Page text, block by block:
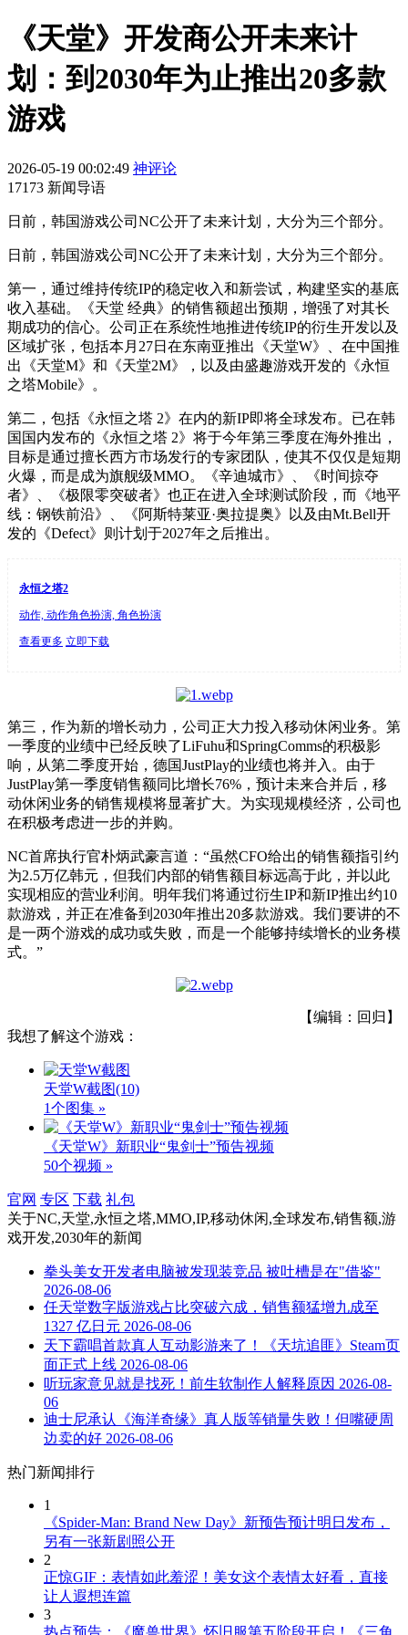
《天堂》开发商公开未来计
划：到2030年为止推出20多款
游戏
2026-05-19 00:02:49 神评论
17173 新闻导语
日前，韩国游戏公司NC公开了未来计划，大分为三个部分。
日前，韩国游戏公司NC公开了未来计划，大分为三个部分。
第一，通过维持传统IP的稳定收入和新尝试，构建坚实的基底
收入基础。《天堂 经典》的销售额超出预期，增强了对其长
期成功的信心。公司正在系统性地推进传统IP的衍生开发以及
区域扩张，包括本月27日在东南亚推出《天堂W》、在中国推
出《天堂M》和《天堂2M》，以及由盛趣游戏开发的《永恒
之塔Mobile》。
第二，包括《永恒之塔 2》在内的新IP即将全球发布。已在韩
国国内发布的《永恒之塔 2》将于今年第三季度在海外推出，
目标是通过擅长西方市场发行的专家团队，使其不仅仅是短期
火爆，而是成为旗舰级MMO。《辛迪城市》、《时间掠夺
者》、《极限零突破者》也正在进入全球测试阶段，而《地平
线：钢铁前沿》、《阿斯特莱亚·奥拉提奥》以及由Mt.Bell开
发的《Defect》则计划于2027年之后推出。
永恒之塔2
动作, 动作角色扮演, 角色扮演
查看更多 立即下载
第三，作为新的增长动力，公司正大力投入移动休闲业务。第
一季度的业绩中已经反映了LiFuhu和SpringComms的积极影
响，从第二季度开始，德国JustPlay的业绩也将并入。由于
JustPlay第一季度销售额同比增长76%，预计未来合并后，移
动休闲业务的销售规模将显著扩大。为实现规模经济，公司也
在积极考虑进一步的并购。
NC首席执行官朴炳武豪言道：“虽然CFO给出的销售额指引约
为2.5万亿韩元，但我们内部的销售额目标远高于此，并以此
实现相应的营业利润。明年我们将通过衍生IP和新IP推出约10
款游戏，并正在准备到2030年推出20多款游戏。我们要讲的不
是一两个游戏的成功或失败，而是一个能够持续增长的业务模
式。”
【编辑：回归】
我想了解这个游戏：
天堂W截图(10)
1个图集 »
《天堂W》新职业“鬼剑士”预告视频
50个视频 »
官网 专区 下载 礼包
关于NC,天堂,永恒之塔,MMO,IP,移动休闲,全球发布,销售额,游
戏开发,2030年的新闻
拳头美女开发者电脑被发现装竞品 被吐槽是在"借鉴"
2026-08-06
任天堂数字版游戏占比突破六成，销售额猛增九成至
1327 亿日元 2026-08-06
天下霸唱首款真人互动影游来了！《天坑追匪》Steam页
面正式上线 2026-08-06
听玩家意见就是找死！前生软制作人解释原因 2026-08-
06
迪士尼承认《海洋奇缘》真人版等销量失败！但嘴硬周
边卖的好 2026-08-06
热门新闻排行
1
《Spider-Man: Brand New Day》新预告预计明日发布，
另有一张新剧照公开
2
正惊GIF：表情如此羞涩！美女这个表情太好看，直接
让人遐想连篇
3
热点预告：《魔兽世界》怀旧服第五阶段开启！《三角